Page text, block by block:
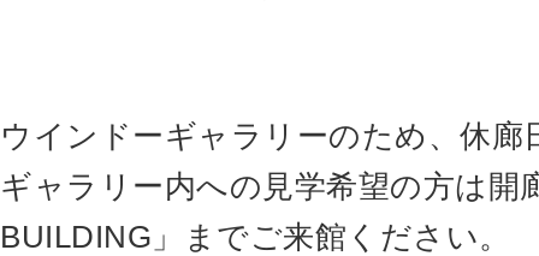
ウインドーギャラリーのため、休
ギャラリー内への見学希望の方は開
BUILDING」までご来館ください。